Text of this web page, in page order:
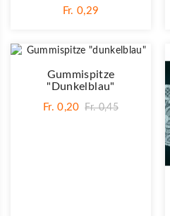
Fr. 0,29
Gummispitze
"dunkelblau"
Fr. 0,20 Fr. 0,45